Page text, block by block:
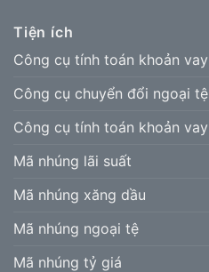
Tiện ích
Công cụ tính toán khoản vay
Công cụ chuyển đổi ngoại tệ
Công cụ tính toán khoản vay
Mã nhúng lãi suất
Mã nhúng xăng dầu
Mã nhúng ngoại tệ
Mã nhúng tỷ giá